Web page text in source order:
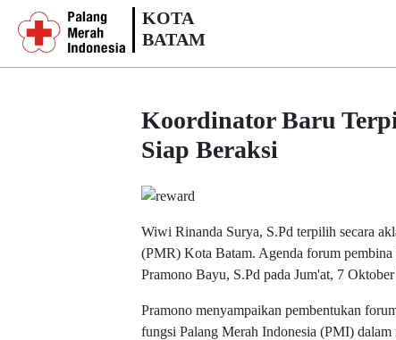
KOTA
BATAM
Koordinator Baru
Siap Beraksi
Wiwi Rinanda Surya, S.Pd terpilih secara
(PMR) Kota Batam. Agenda forum
Pramono Bayu, S.Pd pada Jum'at, 7
Pramono menyampaikan pembentukan
fungsi Palang Merah Indonesia (PMI)